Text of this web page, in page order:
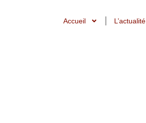
Accueil L’actualité